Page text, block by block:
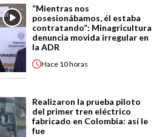
“Mientras nos
posesionábamos, él estaba
contratando”: Minagricultura
denuncia movida irregular en
la ADR
Hace 10 horas
Realizaron la prueba piloto
del primer tren eléctrico
fabricado en Colombia: así le
fue